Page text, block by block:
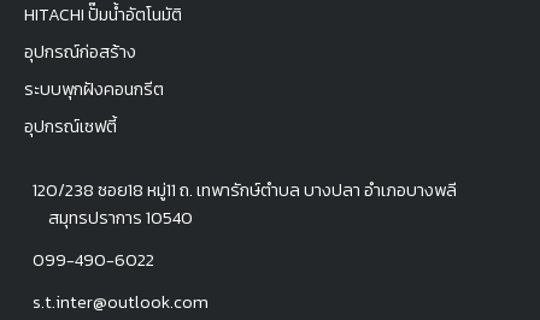
HITACHI ปั๊มน้ำอัตโนมัติ
อุปกรณ์ก่อสร้าง
ระบบพุกฝังคอนกรีต
อุปกรณ์เซฟตี้
120/238 ซอย18 หมู่11 ถ. เทพารักษ์ตำบล บางปลา อำเภอบางพลี
สมุทรปราการ 10540
099-490-6022
s.t.inter@outlook.com